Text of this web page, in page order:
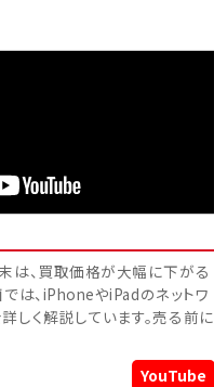
は、買取価格が大幅に下がる
は、iPhoneやiPadのネットワ
く解説しています。売る前に
YouTube